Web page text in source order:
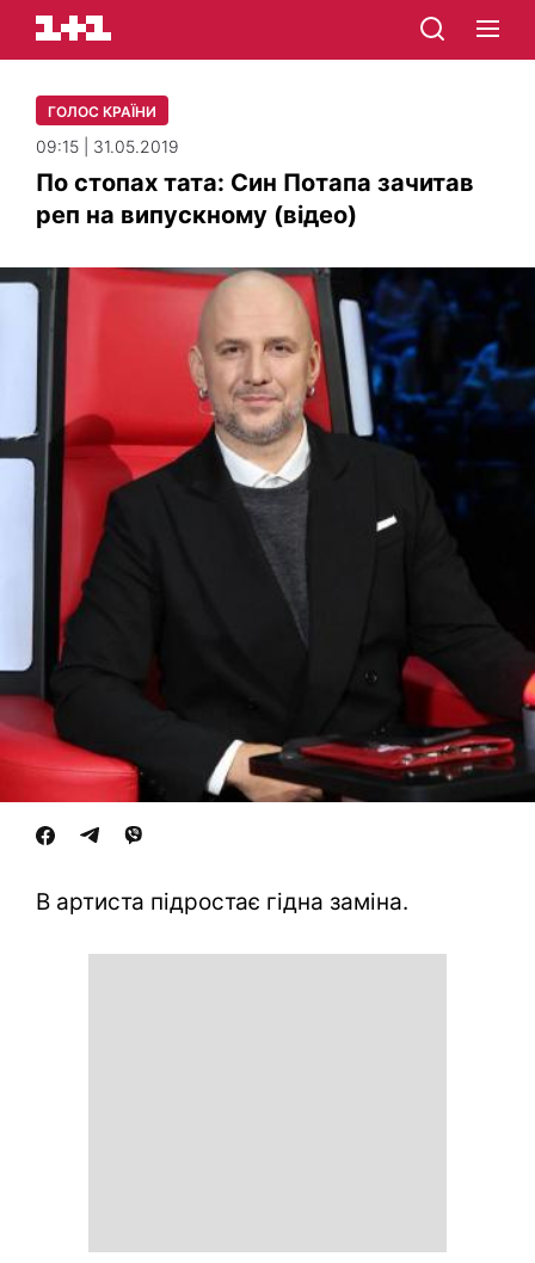
ГОЛОС КРАЇНИ
09:15 | 31.05.2019
По стопах тата: Син Потапа зачитав
реп на випускному (відео)
В артиста підростає гідна заміна.